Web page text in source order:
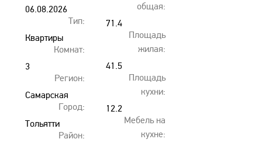
06.08.2026
Тип:
Квартиры
Комнат:
3
Регион:
Самарская
Город:
Тольятти
Район:
общая:
71.4
Площадь
жилая:
41.5
Площадь
кухни:
12.2
Мебель на
кухне: